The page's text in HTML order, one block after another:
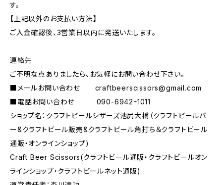
す。
【上記以外のお支払い方法】
ご入金確認後、3営業日以内に発送いたします。
連絡先
ご不明な点ありましたら、お気軽にお問い合わせ下さい。
■メールお問い合わせ craftbeerscissors@gmail.com
■電話お問い合わせ 090-6942ｰ1011
ショップ名：クラフトビールシザーズ池尻大橋（クラフトビールバ
ー&クラフトビール販売&クラフトビール角打ち＆クラフトビール
通販・オンラインショップ)
Craft Beer Scissors(クラフトビール通販・クラフトビールオン
ラインショップ・クラフトビールネット通販)